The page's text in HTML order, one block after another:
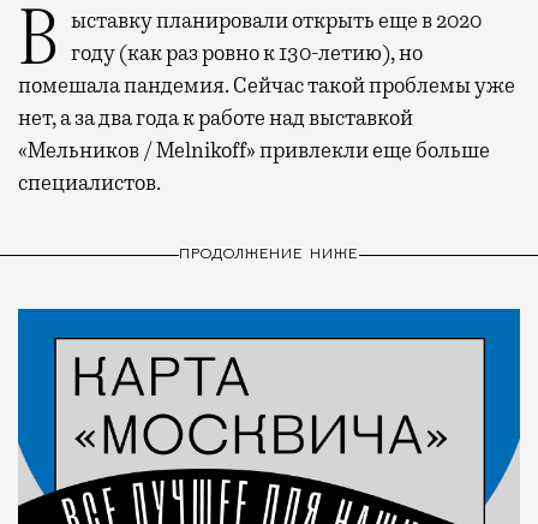
Выставку планировали открыть еще в 2020 году (как раз ровно к 130-летию), но
помешала пандемия. Сейчас такой проблемы уже
нет, а за два года к работе над выставкой
«Мельников / Melnikoff» привлекли еще больше
специалистов.
ПРОДОЛЖЕНИЕ НИЖЕ